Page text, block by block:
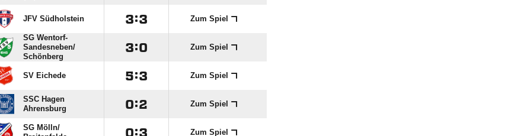
JFV Südholstein : Zum Spiel
SG Wentorf-
Sandesneben/​
Schönberg
: Zum Spiel
SV Eichede : Zum Spiel
SSC Hagen
Ahrensburg
: Zum Spiel
SG Mölln/​
: Zum Spiel